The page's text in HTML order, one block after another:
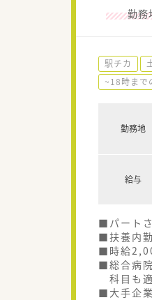
勤務
駅チカ
~18時まで
勤務地
給与
■パート
■扶養内
■時給
■総合病
科目も
■大手企